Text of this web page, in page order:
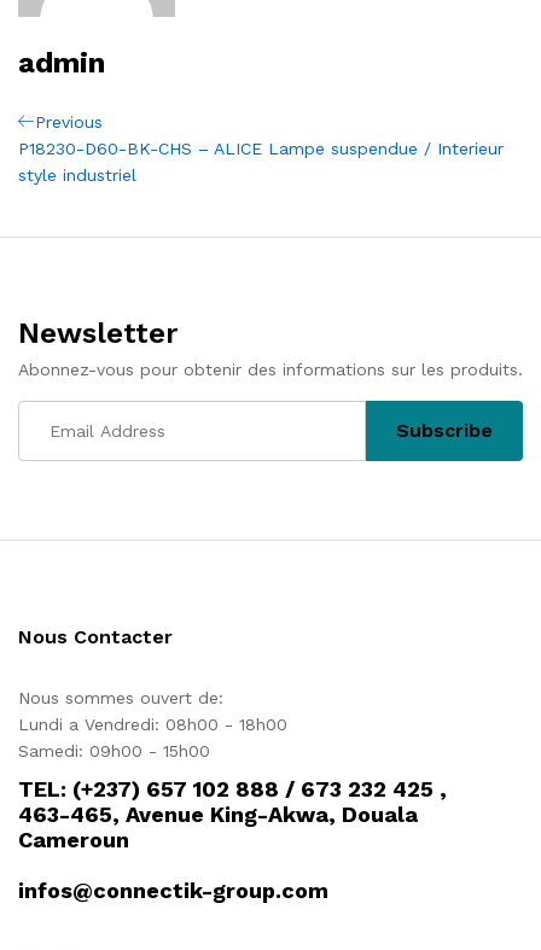
admin
Navigation
de
Previous
Post
Previous
P18230-D60-BK-CHS – ALICE Lampe suspendue / Interieur
style industriel
Newsletter
Abonnez-vous pour obtenir des informations sur les produits.
Nous Contacter
Nous sommes ouvert de:
Lundi a Vendredi: 08h00 - 18h00
Samedi: 09h00 - 15h00
TEL: (+237) 657 102 888 / 673 232 425 ,
463-465, Avenue King-Akwa, Douala
Cameroun
infos@connectik-group.com